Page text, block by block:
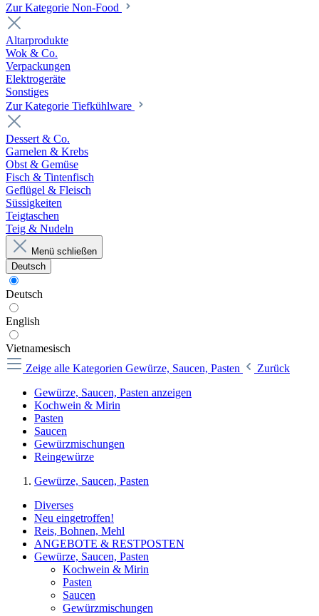
Zur Kategorie Non-Food
Altarprodukte
Wok & Co.
Verpackungen
Elektrogeräte
Sonstiges
Zur Kategorie Tiefkühlware
Dessert & Co.
Garnelen & Krebs
Obst & Gemüse
Fisch & Tintenfisch
Geflügel & Fleisch
Süssigkeiten
Teigtaschen
Teig & Nudeln
Menü schließen
Deutsch
Deutsch
English
Vietnamesisch
Zeige alle Kategorien Gewürze, Saucen, Pasten
Zurück
Gewürze, Saucen, Pasten anzeigen
Kochwein & Mirin
Pasten
Saucen
Gewürzmischungen
Reingewürze
Gewürze, Saucen, Pasten
Diverses
Neu eingetroffen!
Reis, Bohnen, Mehl
ANGEBOTE & RESTPOSTEN
Gewürze, Saucen, Pasten
Kochwein & Mirin
Pasten
Saucen
Gewürzmischungen